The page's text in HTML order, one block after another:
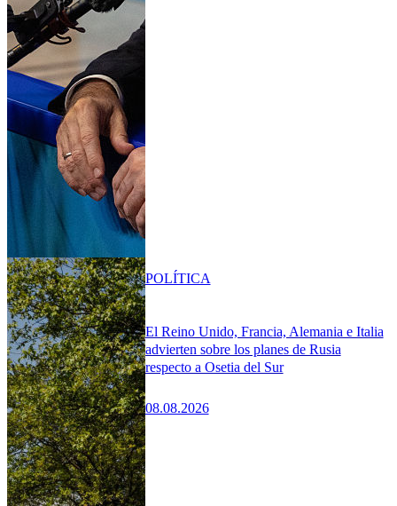
El Reino Unido, Francia, Alemania e Italia
advierten sobre los planes de Rusia
respecto a Osetia del Sur
08.08.2026
POLÍTICA